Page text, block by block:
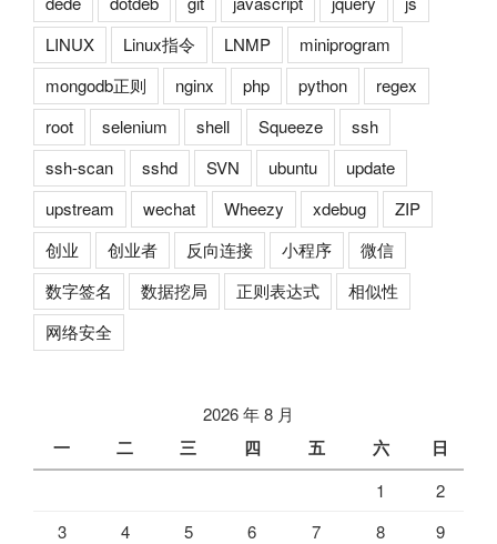
LINUX
Linux指令 LNMP
miniprogram
mongodb正则
nginx php python
regex
root
selenium shell Squeeze
ssh
ssh-scan
sshd SVN ubuntu
update
upstream
wechat Wheezy xdebug
ZIP
创业
创业者 反向连接 小程序
微信
数字签名
数据挖局 正则表达式
相似性
网络安全
2026 年 8 月
一 二 三 四 五 六 日
1
2
3
4 5 6 7 8
9